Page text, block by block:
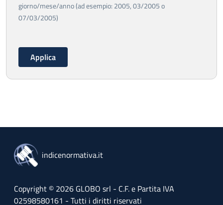
giorno/mese/anno (ad esempio: 2005, 03/2005 o
07/03/2005)
indicenormativa.it
Copyright © 2026 GLOBO srl - C.F. e Partita IVA
02598580161 - Tutti i diritti riservati